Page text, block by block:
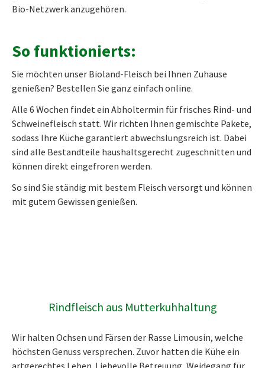
Bio-Netzwerk anzugehören.
So funktionierts:
Sie möchten unser Bioland-Fleisch bei Ihnen Zuhause
genießen? Bestellen Sie ganz einfach online.
Alle 6 Wochen findet ein Abholtermin für frisches Rind- und
Schweinefleisch statt. Wir richten Ihnen gemischte Pakete,
sodass Ihre Küche garantiert abwechslungsreich ist. Dabei
sind alle Bestandteile haushaltsgerecht zugeschnitten und
können direkt eingefroren werden.
So sind Sie ständig mit bestem Fleisch versorgt und können
mit gutem Gewissen genießen.
Rindfleisch aus Mutterkuhhaltung
Wir halten Ochsen und Färsen der Rasse Limousin, welche
höchsten Genuss versprechen. Zuvor hatten die Kühe ein
artgerechtes Leben. Liebevolle Betreuung, Weidegang für